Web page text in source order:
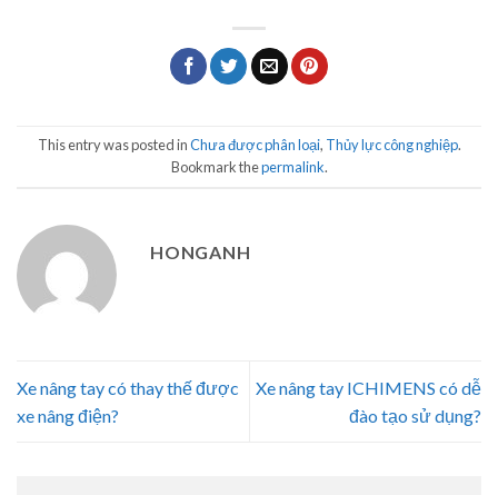
This entry was posted inChưa được phân loại, Thủy lực công nghiệp.
Bookmark thepermalink.
HONGANH
Xe nâng tay có thay thế được
xe nâng điện?
Xe nâng tay ICHIMENS có dễ
đào tạo sử dụng?